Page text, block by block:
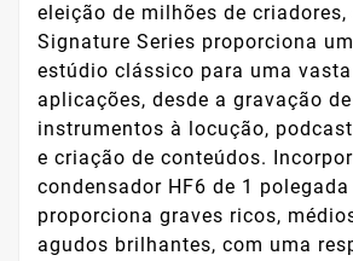
eleição de milhões de criadores,
Signature Series proporciona
estúdio clássico para uma
aplicações, desde a gravação
instrumentos à locução,
e criação de conteúdos.
condensador HF6 de 1 polegada
proporciona graves ricos,
agudos brilhantes, com uma